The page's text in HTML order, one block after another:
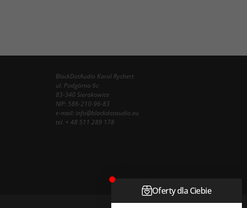
BlackDotAudio Karol Rychert
ul. Podgórna 6c
83-340 Sierakowice
NIP: 586-210-96-83
e-mail:info@blackdotaudio.eu
tel. + 48 511 289 178